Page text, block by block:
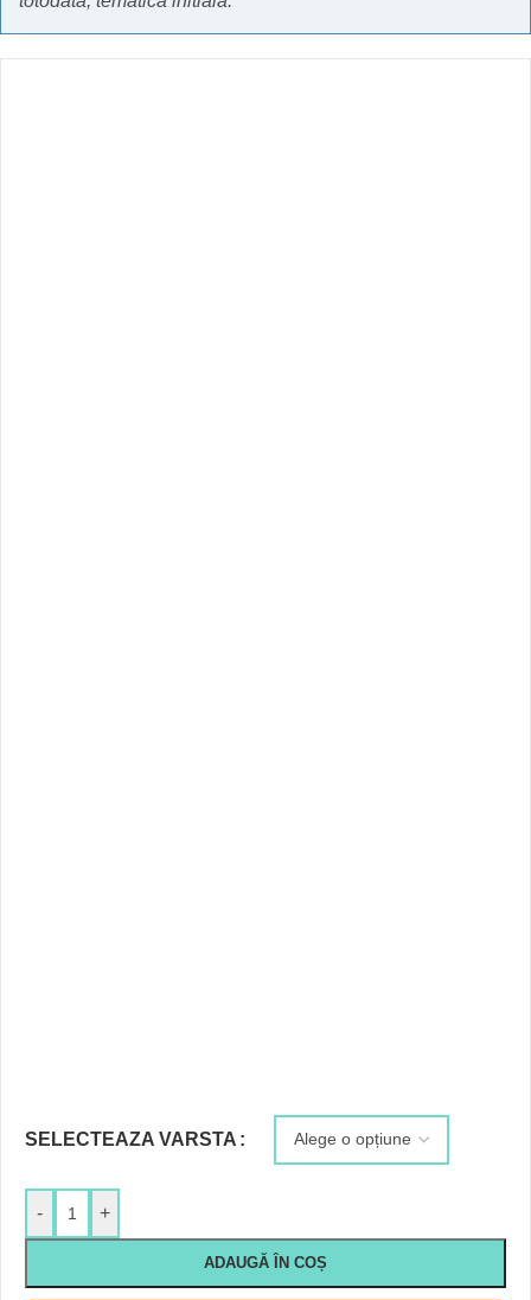
SELECTEAZA VARSTA
- +
ADAUGĂ ÎN COȘ